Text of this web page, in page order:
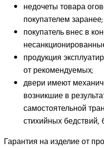
недочеты товара
покупателем заранее;
покупатель внес в
продукция
от рекомендуемых;
двери имеют
возникшие в
самостоятельной
стихийных
Гарантия на изделие от